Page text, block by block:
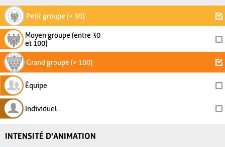
Petit groupe (< 30)
Moyen groupe (entre 30
et 100)
Grand groupe (> 100)
Équipe
Individuel
INTENSITÉ D'ANIMATION